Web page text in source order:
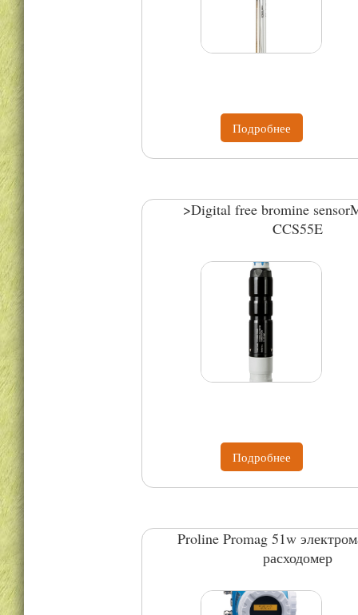
Подробнее
>Digital free bromine
CCS55E
Подробнее
Proline Promag 51w
расходомер